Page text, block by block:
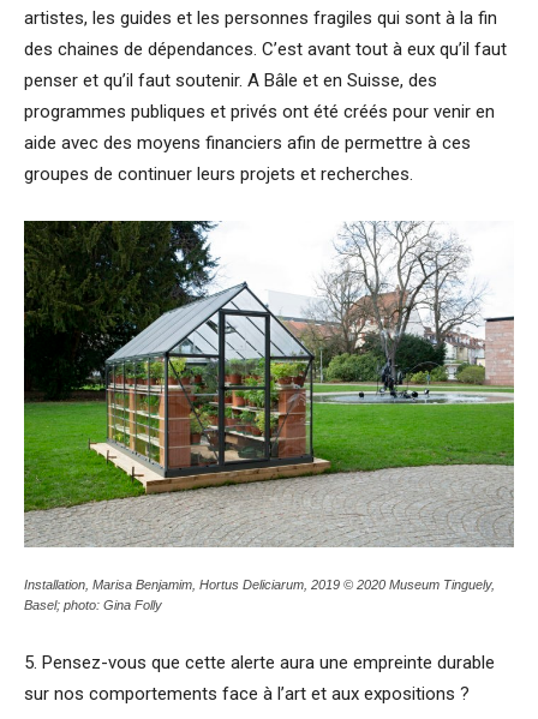
artistes, les guides et les personnes fragiles qui sont à la fin
des chaines de dépendances. C’est avant tout à eux qu’il faut
penser et qu’il faut soutenir. A Bâle et en Suisse, des
programmes publiques et privés ont été créés pour venir en
aide avec des moyens financiers afin de permettre à ces
groupes de continuer leurs projets et recherches.
Installation, Marisa Benjamim, Hortus Deliciarum, 2019 © 2020 Museum Tinguely,
Basel; photo: Gina Folly
5. Pensez-vous que cette alerte aura une empreinte durable
sur nos comportements face à l’art et aux expositions ?